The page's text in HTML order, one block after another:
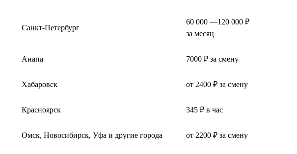
Санкт-Петербург
60 000 —120 000 ₽
за месяц
Анапа 7000 ₽ за смену
Хабаровск от 2400 ₽ за смену
Красноярск 345 ₽ в час
Омск, Новосибирск, Уфа и другие города от 2200 ₽ за смену